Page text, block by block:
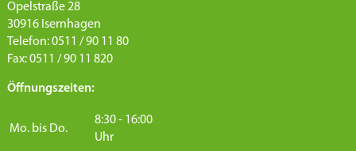
Opelstraße 28
30916 Isernhagen
Telefon: 0511 / 90 11 80
Fax: 0511 / 90 11 820
Öffnungszeiten:
Mo. bis Do.
8:30 - 16:00
Uhr